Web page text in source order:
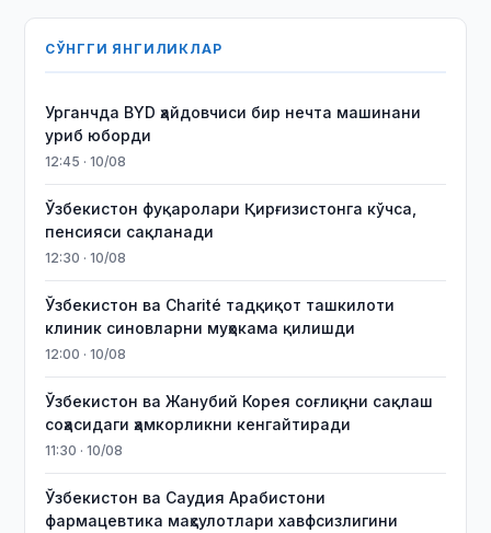
СЎНГГИ ЯНГИЛИКЛАР
Урганчда BYD ҳайдовчиси бир нечта машинани
уриб юборди
12:45 · 10/08
Ўзбекистон фуқаролари Қирғизистонга кўчса,
пенсияси сақланади
12:30 · 10/08
Ўзбекистон ва Charité тадқиқот ташкилоти
клиник синовларни муҳокама қилишди
12:00 · 10/08
Ўзбекистон ва Жанубий Корея соғлиқни сақлаш
соҳасидаги ҳамкорликни кенгайтиради
11:30 · 10/08
Ўзбекистон ва Саудия Арабистони
фармацевтика маҳсулотлари хавфсизлигини